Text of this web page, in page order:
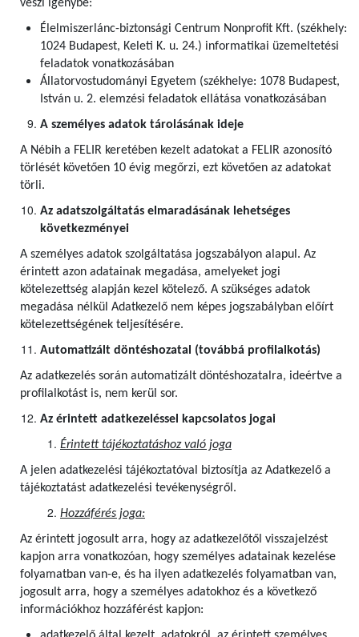
veszi igénybe:
Élelmiszerlánc-biztonsági Centrum Nonprofit Kft. (székhely:
1024 Budapest, Keleti K. u. 24.) informatikai üzemeltetési
feladatok vonatkozásában
Állatorvostudományi Egyetem (székhelye: 1078 Budapest,
István u. 2. elemzési feladatok ellátása vonatkozásában
A személyes adatok tárolásának ideje
A Nébih a FELIR keretében kezelt adatokat a FELIR azonosító
törlését követően 10 évig megőrzi, ezt követően az adatokat
törli.
Az adatszolgáltatás elmaradásának lehetséges
következményei
A személyes adatok szolgáltatása jogszabályon alapul. Az
érintett azon adatainak megadása, amelyeket jogi
kötelezettség alapján kezel kötelező. A szükséges adatok
megadása nélkül Adatkezelő nem képes jogszabályban előírt
kötelezettségének teljesítésére.
Automatizált döntéshozatal (továbbá profilalkotás)
Az adatkezelés során automatizált döntéshozatalra, ideértve a
profilalkotást is, nem kerül sor.
Az érintett adatkezeléssel kapcsolatos jogai
Érintett tájékoztatáshoz való joga
A jelen adatkezelési tájékoztatóval biztosítja az Adatkezelő a
tájékoztatást adatkezelési tevékenységről.
Hozzáférés joga:
Az érintett jogosult arra, hogy az adatkezelőtől visszajelzést
kapjon arra vonatkozóan, hogy személyes adatainak kezelése
folyamatban van-e, és ha ilyen adatkezelés folyamatban van,
jogosult arra, hogy a személyes adatokhoz és a következő
információkhoz hozzáférést kapjon: